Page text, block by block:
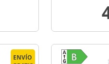
ENVÍO